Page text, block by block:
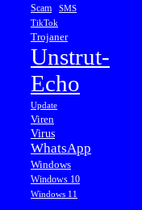
Scam
SMS
TikTok
Trojaner
Unstrut-
Echo
Update
Viren
Virus
WhatsApp
Windows
Windows 10
Windows 11